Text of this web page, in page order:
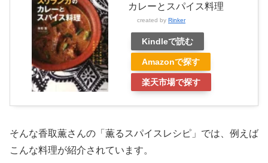
カレーとスパイス料理
created by Rinker
Kindleで読む
Amazonで探す
楽天市場で探す
そんな香取薫さんの「薫るスパイスレシピ」では、例えば
こんな料理が紹介されています。